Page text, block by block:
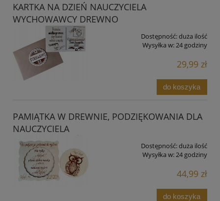
KARTKA NA DZIEŃ NAUCZYCIELA
WYCHOWAWCY DREWNO
Dostępność:duża ilość
Wysyłka w: 24 godziny
29,99 zł
do koszyka
PAMIĄTKA W DREWNIE, PODZIĘKOWANIA DLA
NAUCZYCIELA
Dostępność:duża ilość
Wysyłka w:24 godziny
44,99 zł
do koszyka